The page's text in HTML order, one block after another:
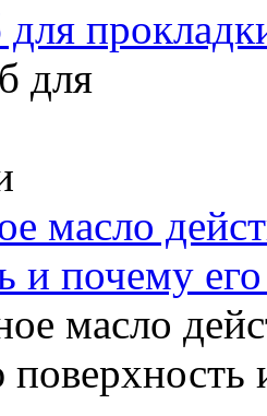
масло
и почему